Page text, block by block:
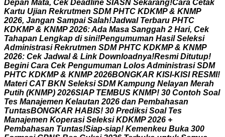
Depan Mata, Cek Deadline SIASN Sekarang!Cara Cetak
Kartu Ujian Rekrutmen SDM PHTC KDKMP & KNMP
2026, Jangan Sampai Salah!Jadwal Terbaru PHTC
KDKMP & KNMP 2026:Ada Masa Sanggah 2 Hari, Cek
Tahapan Lengkap di sini!Pengumuman Hasil Seleksi
Administrasi Rekrutmen SDM PHTC KDKMP & KNMP
2026: Cek Jadwal & Link Downloadnya!Resmi Ditutup!
Begini Cara Cek Pengumuman LolosAdministrasi SDM
PHTC KDKMP & KNMP 2026BONGKAR KISI-KISI RESMI!
Materi CAT BKN Seleksi SDM Kampung Nelayan Merah
Putih (KNMP) 2026SIAP TEMBUS KNMP! 30 Contoh Soal
Tes Manajemen Kelautan 2026 dan Pembahasan
TuntasBONGKAR HABIS! 30 Prediksi Soal Tes
Manajemen Koperasi Seleksi KDKMP 2026 +
Pembahasan Tuntas!Siap-siap! Kemenkeu Buka 300